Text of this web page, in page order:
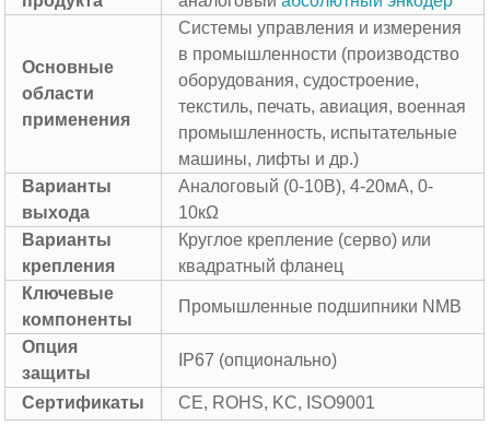
Основные
области
применения
Системы управления и измерения
в промышленности (производство
оборудования, судостроение,
текстиль, печать, авиация, военная
промышленность, испытательные
машины, лифты и др.)
Варианты
выхода
Аналоговый (0-10В), 4-20мА, 0-
10кΩ
Варианты
крепления
Круглое крепление (серво) или
квадратный фланец
Ключевые
компоненты
Промышленные подшипники NMB
Опция
защиты
IP67 (опционально)
Сертификаты CE, ROHS, KC, ISO9001